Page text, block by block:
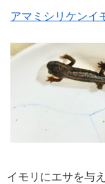
アマミシリケンイ
イモリにエサを与